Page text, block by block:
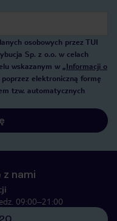
osobowych przez TUI
Sp. z o.o. w celach
wskazanym w „Informacji o
poprzez elektroniczną formę
tzw. automatycznych
nami
09:00–21:00